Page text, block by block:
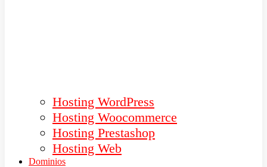
Hosting WordPress
Hosting Woocommerce
Hosting Prestashop
Hosting Web
Dominios